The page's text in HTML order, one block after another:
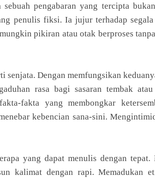
pengabaran yang tercipta
penulis fiksi. Ia jujur terhadap segala
pikiran atau otak berproses
senjata. Dengan memfungsikan
rasa bagi sasaran tembak atau
fakta yang membongkar
kebencian sana-sini.
yang dapat menulis dengan tepat.
kalimat dengan rapi. Memadukan